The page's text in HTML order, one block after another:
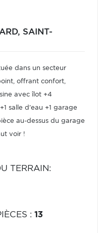
SAINT-
dans un secteur
offrant confort,
avec îlot +4
salle d'eau +1 garage
au-dessus du garage
voir !
TERRAIN:
: 13